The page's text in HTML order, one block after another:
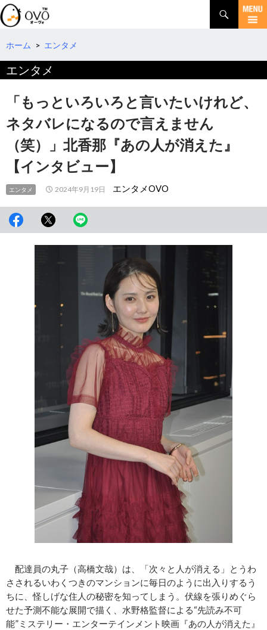
検
索
コ
テ
へ
ホーム > エンタメ
エンタメ
「もっといろいろと言いたいけれど、
ネタバレになるので言えません
（笑）」北香那『あの人が消えた』
【インタビュー】
エンタメ 2024年9月19日 エンタメOVO
配達員の丸子（高橋文哉）は、「次々と人が消える」とうわ
さされるいわくつきのマンションに毎日のように出入りするう
ちに、怪しげな住人の秘密を知ってしまう。伏線を張りめぐら
せた予測不能な展開で描く、水野格監督による“先読み不可
能”ミステリー・エンターテインメント映画『あの人が消えた』